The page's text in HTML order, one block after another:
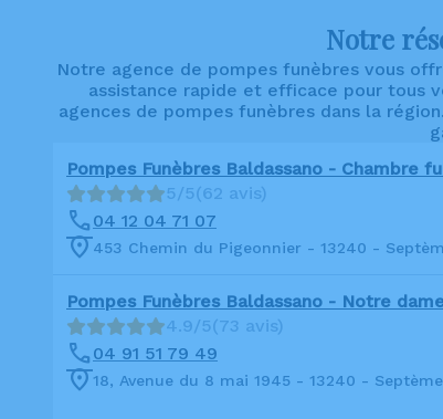
Notre
Notre agence de pompes funèbres vous
assistance rapide et efficace pour tous
agences de pompes funèbres dans la
Pompes Funèbres Baldassano - Chambre
5/5(62 avis)
04 12 04 71 07
453 Chemin du Pigeonnier - 13240 -
Pompes Funèbres Baldassano - Notre
4.9/5(73 avis)
04 91 51 79 49
18, Avenue du 8 mai 1945 - 13240 -